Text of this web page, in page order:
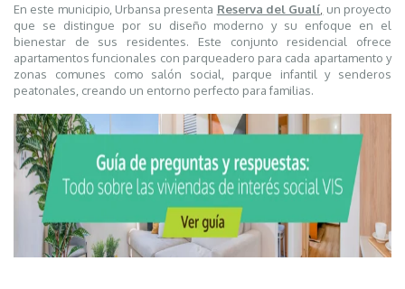
En este municipio, Urbansa presenta Reserva del Gualí un proyecto
que se distingue por su diseño moderno y su enfoque en el
bienestar de sus residentes. Este conjunto residencial ofrece
apartamentos funcionales con parqueadero para cada apartamento y
zonas comunes como salón social, parque infantil y senderos
peatonales, creando un entorno perfecto para familias.